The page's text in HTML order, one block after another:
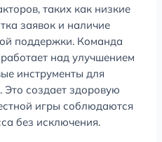
таких как низкие
заявок и наличие
поддержки. Команда
над улучшением
инструменты для
создает здоровую
игры соблюдаются
без исключения.